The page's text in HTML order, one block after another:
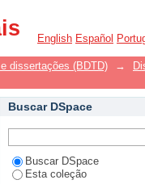
um
English Español
dissertações (BDTD) →
Buscar DSpace
Buscar DSpace
Esta coleção